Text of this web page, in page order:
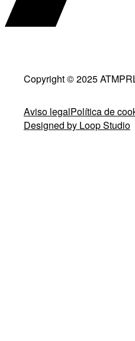
Copyright © 2025
Aviso legalPolítica de
Designed by Loop Studio